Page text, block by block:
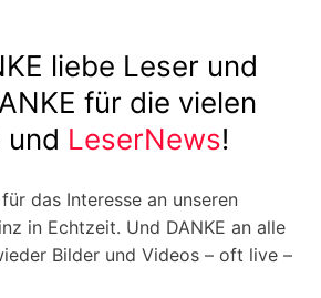
liebe Leser und
für die vielen
LeserNews!
das Interesse an unseren
in Echtzeit. Und DANKE an alle
Bilder und Videos – oft live –